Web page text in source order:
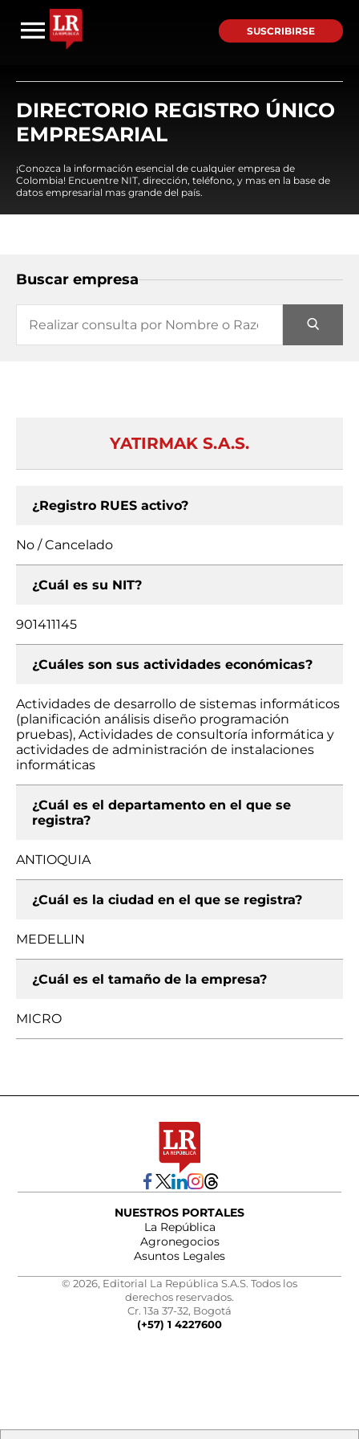
SUSCRIBIRSE
DIRECTORIO REGISTRO ÚNICO
EMPRESARIAL
¡Conozca la información esencial de cualquier empresa de
Colombia! Encuentre NIT, dirección, teléfono, y mas en la base de
datos empresarial mas grande del país.
Buscar empresa
YATIRMAK S.A.S.
¿Registro RUES activo?
No / Cancelado
¿Cuál es su NIT?
901411145
¿Cuáles son sus actividades económicas?
Actividades de desarrollo de sistemas informáticos
(planificación análisis diseño programación
pruebas), Actividades de consultoría informática y
actividades de administración de instalaciones
informáticas
¿Cuál es el departamento en el que se
registra?
ANTIOQUIA
¿Cuál es la ciudad en el que se registra?
MEDELLIN
¿Cuál es el tamaño de la empresa?
MICRO
NUESTROS PORTALES
La República
Agronegocios
Asuntos Legales
© 2026, Editorial La República S.A.S. Todos los
derechos reservados.
Cr. 13a 37-32, Bogotá
(+57) 1 4227600